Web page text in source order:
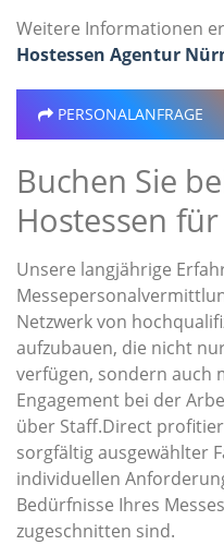
Weitere Informationen
Hostessen Agentur
PERSONALANFRAGE
Buchen Sie
Hostessen
Unsere langjährige
Netzwerk von
aufzubauen, die nicht
verfügen, sondern auch
Engagement bei der
über Staff.Direct
sorgfältig ausgewählter
individuellen
Bedürfnisse Ihres
zugeschnitten sind.